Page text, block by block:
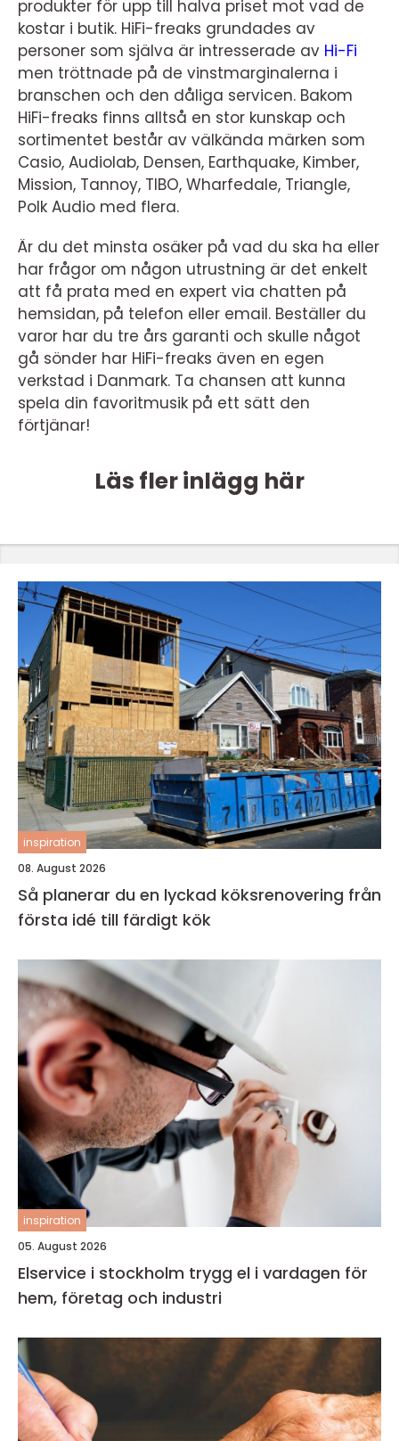
produkter för upp till halva priset mot vad de
kostar i butik. HiFi-freaks grundades av
personer som själva är intresserade av Hi-Fi
men tröttnade på de vinstmarginalerna i
branschen och den dåliga servicen. Bakom
HiFi-freaks finns alltså en stor kunskap och
sortimentet består av välkända märken som
Casio, Audiolab, Densen, Earthquake, Kimber,
Mission, Tannoy, TIBO, Wharfedale, Triangle,
Polk Audio med flera.
Är du det minsta osäker på vad du ska ha eller
har frågor om någon utrustning är det enkelt
att få prata med en expert via chatten på
hemsidan, på telefon eller email. Beställer du
varor har du tre års garanti och skulle något
gå sönder har HiFi-freaks även en egen
verkstad i Danmark. Ta chansen att kunna
spela din favoritmusik på ett sätt den
förtjänar!
Läs fler inlägg här
inspiration
08. August 2026
Så planerar du en lyckad köksrenovering från
första idé till färdigt kök
inspiration
05. August 2026
Elservice i stockholm trygg el i vardagen för
hem, företag och industri